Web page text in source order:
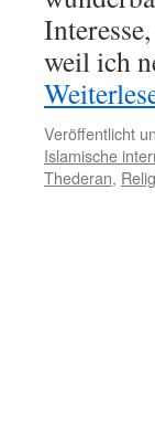
weil ich
Veröffentlicht
Islamische
Thederan,